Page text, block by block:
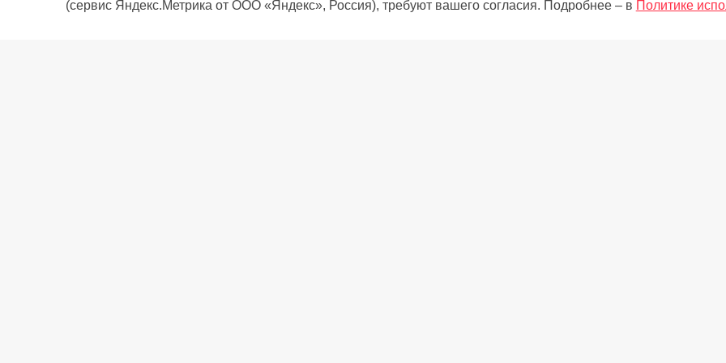
(сервис Яндекс.Метрика от ООО «Яндекс», Россия), требуют вашего согласия. Подробнее – в Политике